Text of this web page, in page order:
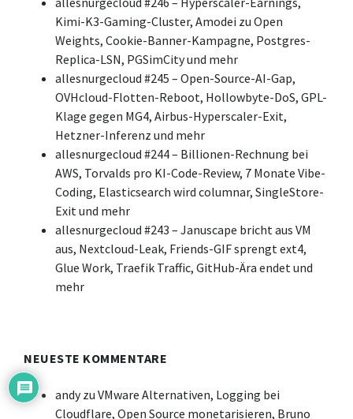
Kimi-K3-Gaming-Cluster, Amodei zu Open
Weights, Cookie-Banner-Kampagne, Postgres-
Replica-LSN, PGSimCity und mehr
allesnurgecloud #245 – Open-Source-AI-Gap,
OVHcloud-Flotten-Reboot, Hollowbyte-DoS, GPL-
Klage gegen MG4, Airbus-Hyperscaler-Exit,
Hetzner-Inferenz und mehr
allesnurgecloud #244 – Billionen-Rechnung bei
AWS, Torvalds pro KI-Code-Review, 7 Monate Vibe-
Coding, Elasticsearch wird columnar, SingleStore-
Exit und mehr
allesnurgecloud #243 – Januscape bricht aus VM
aus, Nextcloud-Leak, Friends-GIF sprengt ext4,
Glue Work, Traefik Traffic, GitHub-Ära endet und
mehr
NEUESTE KOMMENTARE
andyzu VMware Alternativen, Logging bei
Cloudflare, Open Source monetarisieren, Bruno